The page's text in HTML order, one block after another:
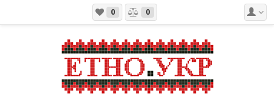
0 0